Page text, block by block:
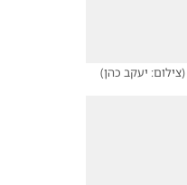
(צילום: יעקב כהן)